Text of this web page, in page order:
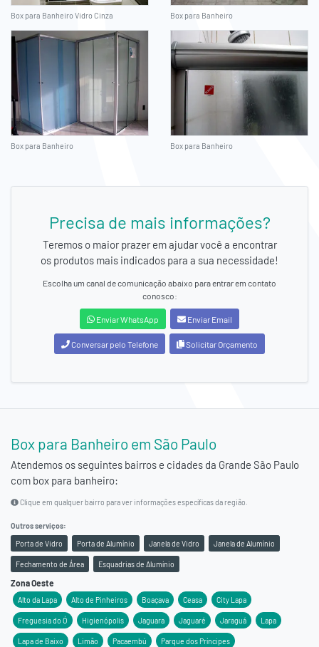
Box para Banheiro Vidro Cinza Box para Banheiro
Box para Banheiro Box para Banheiro
Precisa de mais informações?
Teremos o maior prazer em ajudar você a encontrar
os produtos mais indicados para a sua necessidade!
Escolha um canal de comunicação abaixo para entrar em contato
conosco:
Enviar WhatsApp Enviar Email
Conversar pelo Telefone Solicitar Orçamento
Box para Banheiro em São Paulo
Atendemos os seguintes bairros e cidades da Grande São Paulo
com box para banheiro:
Clique em qualquer bairro para ver informações específicas da região.
Outros serviços:
Porta de Vidro
Porta de Alumínio Janela de Vidro Janela de Alumínio
Fechamento de Área Esquadrias de Alumínio
Zona Oeste
Alto da Lapa Alto de Pinheiros Boaçava Ceasa City Lapa
Freguesia do Ó Higienópolis Jaguara Jaguaré Jaraguá Lapa
Lapa de Baixo Limão Pacaembú Parque dos Príncipes